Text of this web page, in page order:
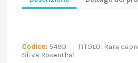
Codice: 5493 TITOLO: Rara
Silva Rosenthal